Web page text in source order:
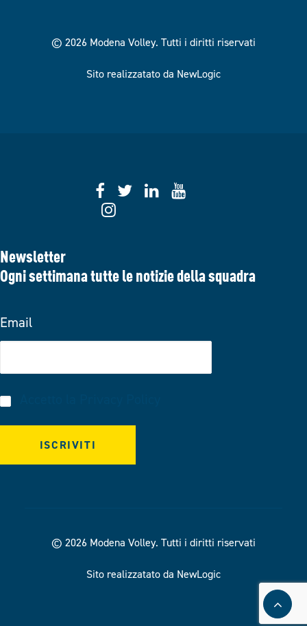
© 2026 Modena Volley. Tutti i diritti riservati
Sito realizzatato da NewLogic
Newsletter
Ogni settimana tutte le notizie della squadra
Email
© 2026 Modena Volley. Tutti i diritti riservati
Sito realizzatato da NewLogic